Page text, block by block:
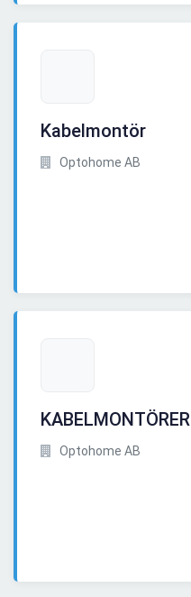
Kabelmontör
Optohome AB
KABELMONTÖRER
Optohome AB